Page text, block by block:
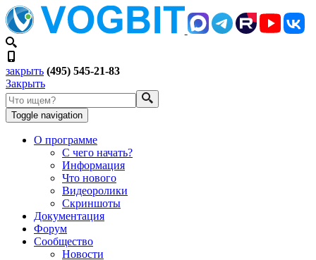
закрыть (495) 545-21-83
Закрыть
Toggle navigation
О программе
С чего начать?
Информация
Что нового
Видеоролики
Скриншоты
Документация
Форум
Сообщество
Новости